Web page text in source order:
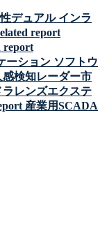
デュアル インラ
ーション ソフトウ
感検知レーダー市
ラレンズエクステ
産業用SCADA